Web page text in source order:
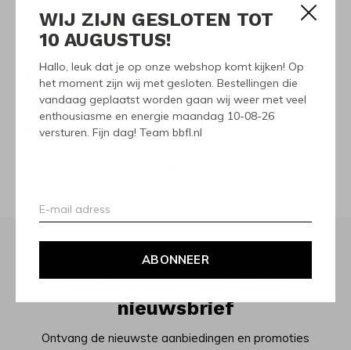
WIJ ZIJN GESLOTEN TOT
10 AUGUSTUS!
Hallo, leuk dat je op onze webshop komt kijken! Op
het moment zijn wij met gesloten. Bestellingen die
vandaag geplaatst worden gaan wij weer met veel
enthousiasme en energie maandag 10-08-26
versturen. Fijn dag! Team bbfl.nl
ABONNEER
Sunnylife
Sunnylife Dive Buddies
Salty the Shark
€18,95
Meld je aan voor onze
nieuwsbrief
Ontvang de nieuwste aanbiedingen en promoties